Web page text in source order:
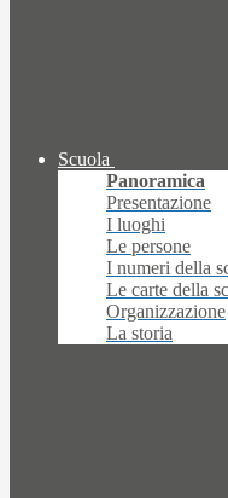
Scuola
Panoramica
Presentazione
I luoghi
Le persone
I numeri della
Le carte della
Organizzazione
La storia